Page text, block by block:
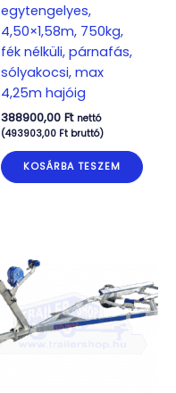
egytengelyes,
4,50×1,58m, 750kg,
fék nélküli, párnafás,
sólyakocsi, max
4,25m hajóig
388900,00 Ft nettó
(493903,00 Ftbruttó)
KOSÁRBA TESZEM